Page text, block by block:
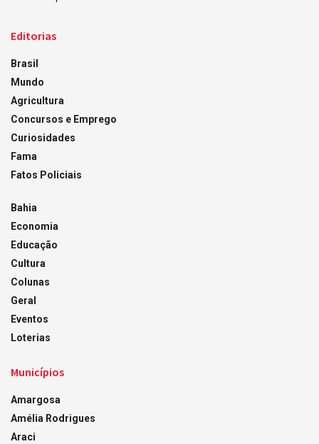
Editorias
Brasil
Mundo
Agricultura
Concursos e Emprego
Curiosidades
Fama
Fatos Policiais
Bahia
Economia
Educação
Cultura
Colunas
Geral
Eventos
Loterias
Municípios
Amargosa
Amélia Rodrigues
Araci